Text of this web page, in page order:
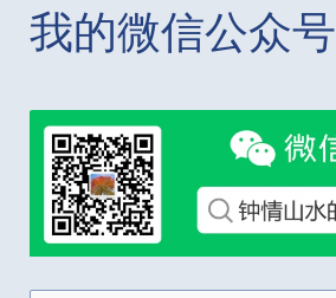
我的微信公众号